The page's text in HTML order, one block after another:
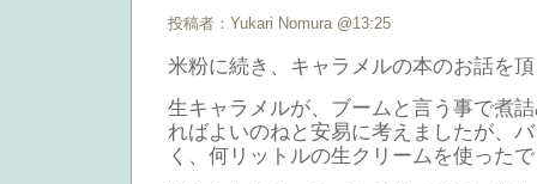
投稿者：Yukari Nomura @13:25
米粉に続き、キャラメルの本のお話を
生キャラメルが、ブームと言う事で煮
ればよいのねと安易に考えましたが、
く、何リットルの生クリームを使った